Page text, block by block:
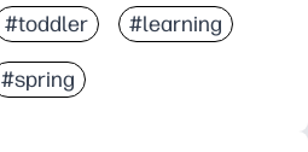
#toddler #learning
#spring